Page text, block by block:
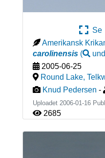
Se
Amerikansk
carolinensis(
2005-06-25
Round Lake,
Knud Pedersen -
Uploadet 2006-01-16
2685